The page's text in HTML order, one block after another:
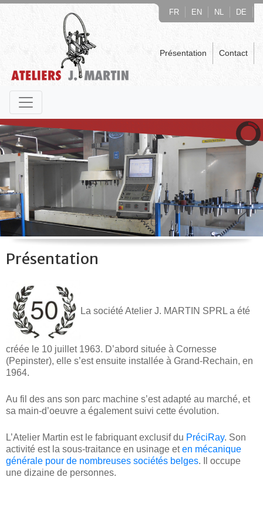
FR EN NL DE
Présentation Contact
Présentation
La société Atelier J. MARTIN SPRL a été
créée le 10 juillet 1963. D’abord située à Cornesse
(Pepinster), elle s’est ensuite installée à Grand-Rechain, en
1964.
Au fil des ans son parc machine s’est adapté au marché, et
sa main-d’oeuvre a également suivi cette évolution.
L’Atelier Martin est le fabriquant exclusif du PréciRay. Son
activité est la sous-traitance en usinage eten mécanique
générale pour de nombreuses sociétés belges. Il occupe
une dizaine de personnes.